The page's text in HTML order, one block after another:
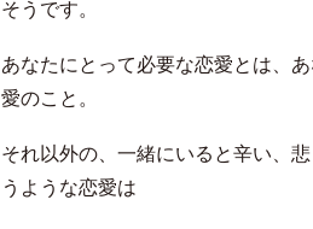
そうです。
あなたにとって必要な恋愛とは、
愛のこと。
それ以外の、一緒にいると辛い、
うような恋愛は